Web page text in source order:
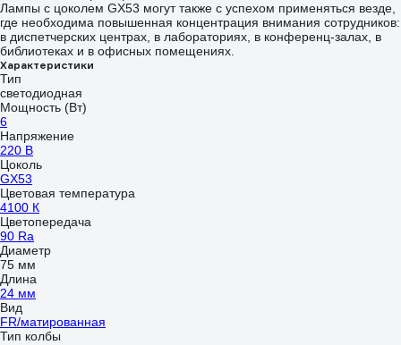
Лампы с цоколем GX53 могут также с успехом применяться везде,
где необходима повышенная концентрация внимания сотрудников:
в диспетчерских центрах, в лабораториях, в конференц-залах, в
библиотеках и в офисных помещениях.
Характеристики
Тип
светодиодная
Мощность (Вт)
6
Напряжение
220 В
Цоколь
GX53
Цветовая температура
4100 К
Цветопередача
90 Ra
Диаметр
75 мм
Длина
24 мм
Вид
FR/матированная
Тип колбы